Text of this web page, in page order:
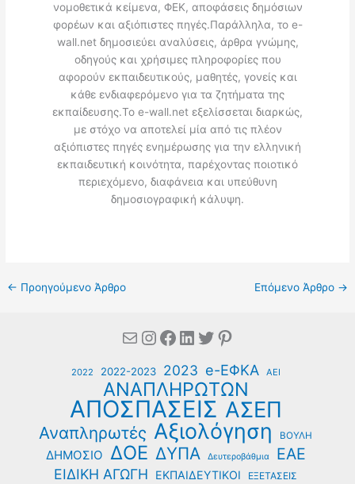
νομοθετικά κείμενα, ΦΕΚ, αποφάσεις δημόσιων
φορέων και αξιόπιστες πηγές.Παράλληλα, το e-
wall.net δημοσιεύει αναλύσεις, άρθρα γνώμης,
οδηγούς και χρήσιμες πληροφορίες που
αφορούν εκπαιδευτικούς, μαθητές, γονείς και
κάθε ενδιαφερόμενο για τα ζητήματα της
εκπαίδευσης.Το e-wall.net εξελίσσεται διαρκώς,
με στόχο να αποτελεί μία από τις πλέον
αξιόπιστες πηγές ενημέρωσης για την ελληνική
εκπαιδευτική κοινότητα, παρέχοντας ποιοτικό
περιεχόμενο, διαφάνεια και υπεύθυνη
δημοσιογραφική κάλυψη.
← Προηγούμενο Άρθρο Επόμενο Άρθρο →
MailInstagram
Facebook
Linkedin
Twitter
Pinterest
2022 2022-2023 2023 e-ΕΦΚΑ ΑΕΙ
ΑΝΑΠΛΗΡΩΤΩΝ
ΑΠΟΣΠΑΣΕΙΣ ΑΣΕΠ
Αναπληρωτές Αξιολόγηση ΒΟΥΛΗ
ΔΗΜΟΣΙΟ ΔΟΕ ΔΥΠΑ Δευτεροβάθμια ΕΑΕ
ΕΙΔΙΚΗ ΑΓΩΓΗ ΕΚΠΑΙΔΕΥΤΙΚΟΙ ΕΞΕΤΑΣΕΙΣ